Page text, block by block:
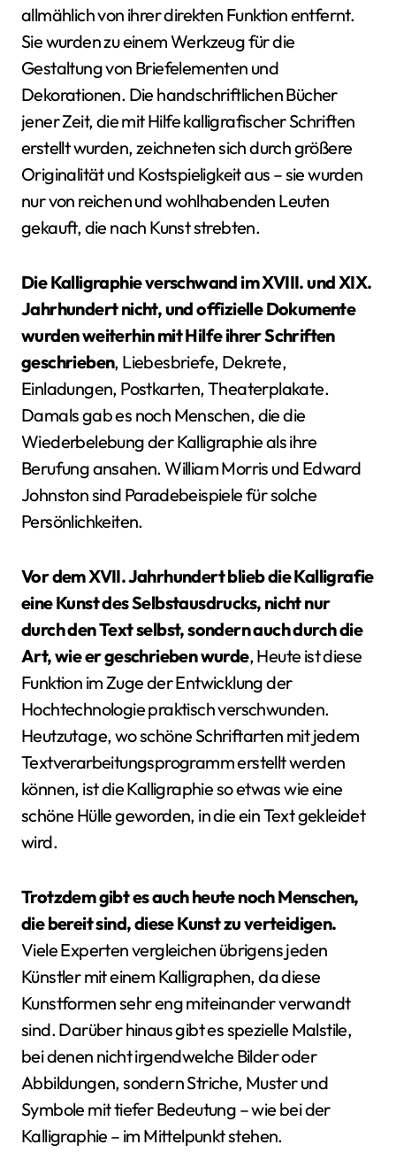
allmählich von ihrer direkten Funktion entfernt.
Sie wurden zu einem Werkzeug für die
Gestaltung von Briefelementen und
Dekorationen. Die handschriftlichen Bücher
jener Zeit, die mit Hilfe kalligrafischer Schriften
erstellt wurden, zeichneten sich durch größere
Originalität und Kostspieligkeit aus – sie wurden
nur von reichen und wohlhabenden Leuten
gekauft, die nach Kunst strebten.
Die Kalligraphie verschwand im XVIII. und XIX.
Jahrhundert nicht, und offizielle Dokumente
wurden weiterhin mit Hilfe ihrer Schriften
geschrieben, Liebesbriefe, Dekrete,
Einladungen, Postkarten, Theaterplakate.
Damals gab es noch Menschen, die die
Wiederbelebung der Kalligraphie als ihre
Berufung ansahen. William Morris und Edward
Johnston sind Paradebeispiele für solche
Persönlichkeiten.
Vor dem XVII. Jahrhundert blieb die Kalligrafie
eine Kunst des Selbstausdrucks, nicht nur
durch den Text selbst, sondern auch durch die
Art, wie er geschrieben wurde, Heute ist diese
Funktion im Zuge der Entwicklung der
Hochtechnologie praktisch verschwunden.
Heutzutage, wo schöne Schriftarten mit jedem
Textverarbeitungsprogramm erstellt werden
können, ist die Kalligraphie so etwas wie eine
schöne Hülle geworden, in die ein Text gekleidet
wird.
Trotzdem gibt es auch heute noch Menschen,
die bereit sind, diese Kunst zu verteidigen.
Viele Experten vergleichen übrigens jeden
Künstler mit einem Kalligraphen, da diese
Kunstformen sehr eng miteinander verwandt
sind. Darüber hinaus gibt es spezielle Malstile,
bei denen nicht irgendwelche Bilder oder
Abbildungen, sondern Striche, Muster und
Symbole mit tiefer Bedeutung – wie bei der
Kalligraphie – im Mittelpunkt stehen.